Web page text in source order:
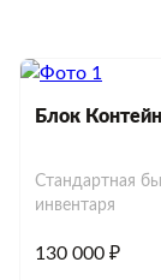
Блок
Стандартная
инвентаря
130 000 ₽